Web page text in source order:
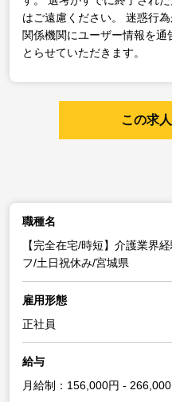
はご遠慮ください。
迷惑行為
関係機関にユーザー情報を通
とらせていただきます。
この求
職種名
【完全在宅/時短】介護業界
フ/土日祝休み/宮城県
雇用形態
正社員
給与
月給制：156,000円 - 266,000